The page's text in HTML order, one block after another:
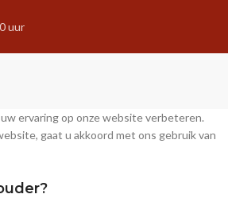
uur
ervaring op onze website verbeteren.
gaat u akkoord met ons gebruik van